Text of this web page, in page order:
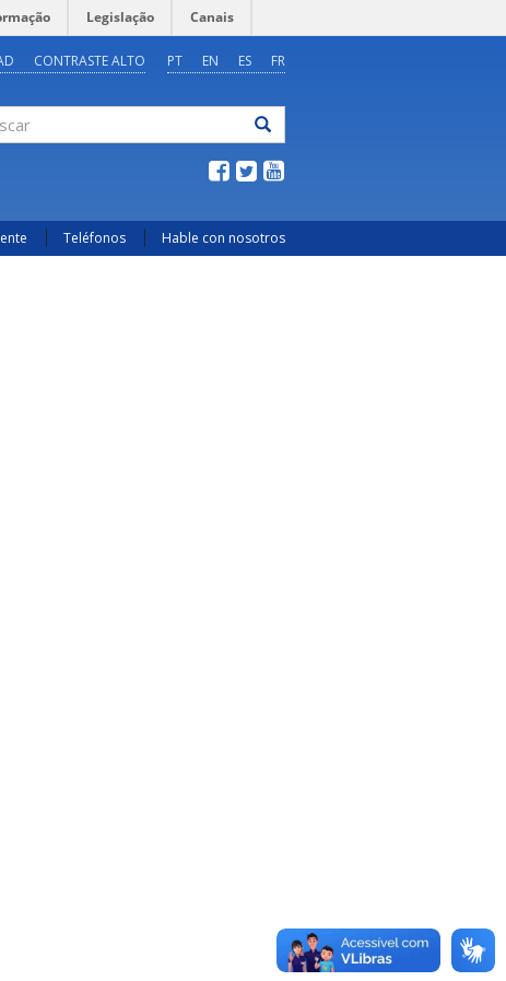
Legislação Canais
PT EN ES FR
CONTRASTE ALTO
Teléfonos Hable con nosotros